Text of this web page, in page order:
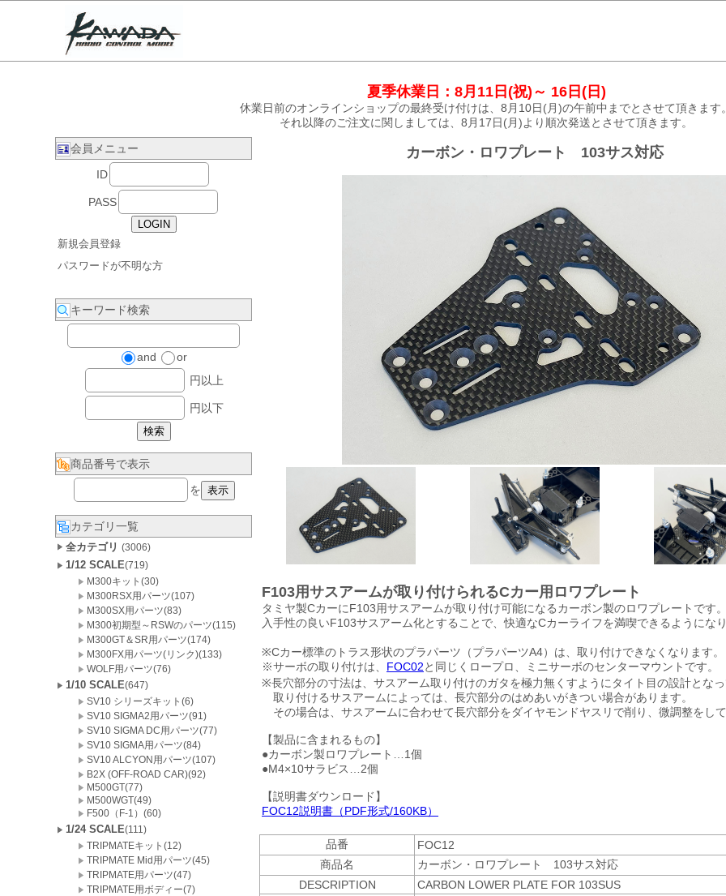
夏季休業日：8月11日(祝)～ 16日(日)
休業日前のオンラインショップの最終受け付けは、8月10日(月)の午前中までとさせて頂きます
それ以降のご注文に関しましては、8月17日(月)より順次発送とさせて頂きます。
会員メニュー
ID
PASS
新規会員登録
パスワードが不明な方
キーワード検索
and
or
円以上
円以下
商品番号で表示
を
カテゴリ一覧
全カテゴリ (3006)
1/12 SCALE(719)
M300キット(30)
M300RSX用パーツ(107)
M300SX用パーツ(83)
M300初期型～RSWのパーツ(115)
M300GT＆SR用パーツ(174)
M300FX用パーツ(リンク)(133)
WOLF用パーツ(76)
1/10 SCALE(647)
SV10 シリーズキット(6)
SV10 SIGMA2用パーツ(91)
SV10 SIGMA DC用パーツ(77)
SV10 SIGMA用パーツ(84)
SV10 ALCYON用パーツ(107)
B2X (OFF-ROAD CAR)(92)
M500GT(77)
M500WGT(49)
F500（F-1）(60)
1/24 SCALE(111)
TRIPMATEキット(12)
TRIPMATE Mid用パーツ(45)
TRIPMATE用パーツ(47)
TRIPMATE用ボディー(7)
カーボン・ロワプレート 103サス対応
F103用サスアームが取り付けられるCカー用ロワプレート
タミヤ製CカーにF103用サスアームが取り付け可能になるカーボン製のロワプレートです
入手性の良いF103サスアーム化とすることで、快適なCカーライフを満喫できるようにな
※Cカー標準のトラス形状のプラパーツ（プラパーツA4）は、取り付けできなくなります。
※サーボの取り付けは、 FOC02と同じくロープロ、ミニサーボのセンターマウントです。
※長穴部分の寸法は、サスアーム取り付けのガタを極力無くすようにタイト目の設計とな
取り付けるサスアームによっては、長穴部分のはめあいがきつい場合があります。
その場合は、サスアームに合わせて長穴部分をダイヤモンドヤスリで削り、微調整をし
【製品に含まれるもの】
●カーボン製ロワプレート…1個
●M4×10サラビス…2個
【説明書ダウンロード】
FOC12説明書（PDF形式/160KB）
品番
FOC12
商品名
カーボン・ロワプレート 103サス対応
DESCRIPTION
CARBON LOWER PLATE FOR 103SUS